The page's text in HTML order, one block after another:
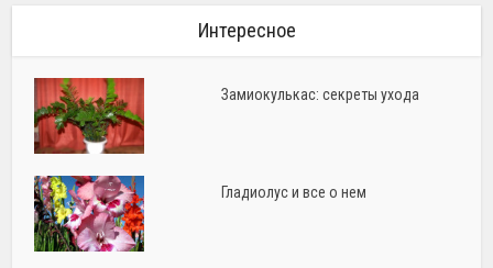
Интересное
Замиокулькас: секреты ухода
Гладиолус и все о нем